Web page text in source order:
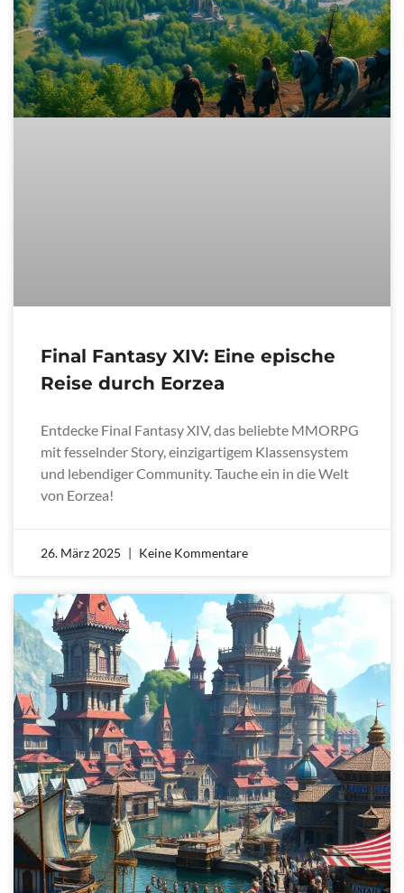
Final Fantasy XIV: Eine epische
Reise durch Eorzea
Entdecke Final Fantasy XIV, das beliebte MMORPG
mit fesselnder Story, einzigartigem Klassensystem
und lebendiger Community. Tauche ein in die Welt
von Eorzea!
26. März 2025 Keine Kommentare